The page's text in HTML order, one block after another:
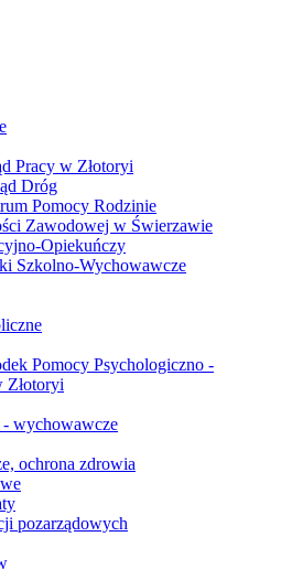
Pracy w Złotoryi
Dróg
Pomocy Rodzinie
Zawodowej w Świerzawie
Opiekuńczy
Szkolno-Wychowawcze
Pomocy Psychologiczno -
Złotoryi
wychowawcze
ochrona zdrowia
pozarządowych